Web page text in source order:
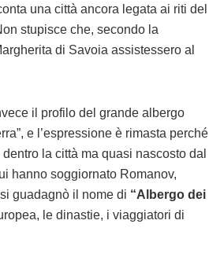
una città ancora legata ai riti del
stupisce che, secondo la
di Savoia assistessero al
il profilo del grande albergo
e l’espressione è rimasta perché
la città ma quasi nascosto dal
hanno soggiornato Romanov,
guadagnò il nome di “Albergo dei
le dinastie, i viaggiatori di